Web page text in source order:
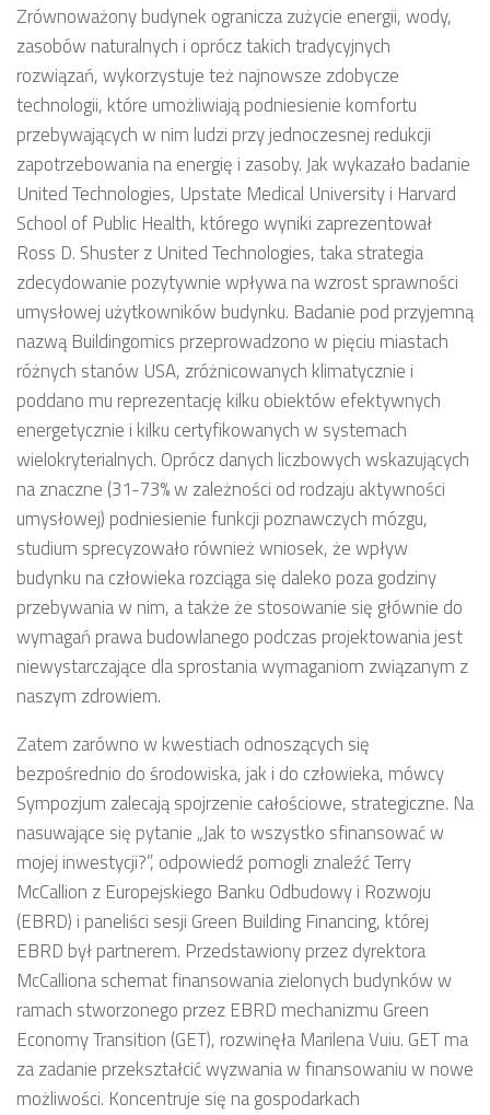
Zrównoważony budynek ogranicza zużycie energii, wody,
zasobów naturalnych i oprócz takich tradycyjnych
rozwiązań, wykorzystuje też najnowsze zdobycze
technologii, które umożliwiają podniesienie komfortu
przebywających w nim ludzi przy jednoczesnej redukcji
zapotrzebowania na energię i zasoby. Jak wykazało badanie
United Technologies, Upstate Medical University i Harvard
School of Public Health, którego wyniki zaprezentował
Ross D. Shuster z United Technologies, taka strategia
zdecydowanie pozytywnie wpływa na wzrost sprawności
umysłowej użytkowników budynku. Badanie pod przyjemną
nazwą Buildingomics przeprowadzono w pięciu miastach
różnych stanów USA, zróżnicowanych klimatycznie i
poddano mu reprezentację kilku obiektów efektywnych
energetycznie i kilku certyfikowanych w systemach
wielokryterialnych. Oprócz danych liczbowych wskazujących
na znaczne (31-73% w zależności od rodzaju aktywności
umysłowej) podniesienie funkcji poznawczych mózgu,
studium sprecyzowało również wniosek, że wpływ
budynku na człowieka rozciąga się daleko poza godziny
przebywania w nim, a także że stosowanie się głównie do
wymagań prawa budowlanego podczas projektowania jest
niewystarczające dla sprostania wymaganiom związanym z
naszym zdrowiem.
Zatem zarówno w kwestiach odnoszących się
bezpośrednio do środowiska, jak i do człowieka, mówcy
Sympozjum zalecają spojrzenie całościowe, strategiczne. Na
nasuwające się pytanie „Jak to wszystko sfinansować w
mojej inwestycji?”, odpowiedź pomogli znaleźć Terry
McCallion z Europejskiego Banku Odbudowy i Rozwoju
(EBRD) i paneliści sesji Green Building Financing, której
EBRD był partnerem. Przedstawiony przez dyrektora
McCalliona schemat finansowania zielonych budynków w
ramach stworzonego przez EBRD mechanizmu Green
Economy Transition (GET), rozwinęła Marilena Vuiu. GET ma
za zadanie przekształcić wyzwania w finansowaniu w nowe
możliwości. Koncentruje się na gospodarkach